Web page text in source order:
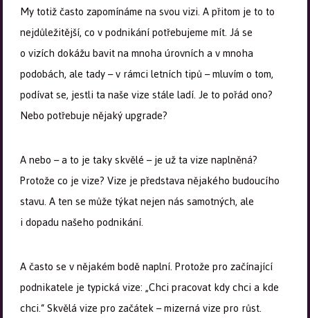
My totiž často zapomínáme na svou vizi. A přitom je to to
nejdůležitější, co v podnikání potřebujeme mít. Já se
o vizích dokážu bavit na mnoha úrovních a v mnoha
podobách, ale tady – v rámci letních tipů – mluvím o tom,
podívat se, jestli ta naše vize stále ladí. Je to pořád ono?
Nebo potřebuje nějaký upgrade?
A nebo – a to je taky skvělé – je už ta vize naplněná?
Protože co je vize? Vize je představa nějakého budoucího
stavu. A ten se může týkat nejen nás samotných, ale
i dopadu našeho podnikání.
A často se v nějakém bodě naplní. Protože pro začínající
podnikatele je typická vize: „Chci pracovat kdy chci a kde
chci.“ Skvělá vize pro začátek – mizerná vize pro růst.